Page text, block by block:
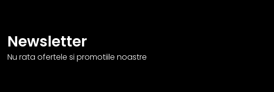
Newsletter
Nu rata ofertele si promotiile noastre